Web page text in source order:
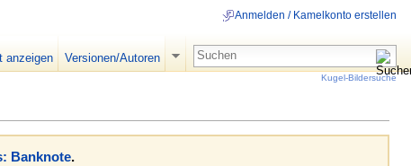
Banknote.
Anmelden / Kamelkonto erstellen
anzeigen Versionen/Autoren
Kugel-Bildersuche